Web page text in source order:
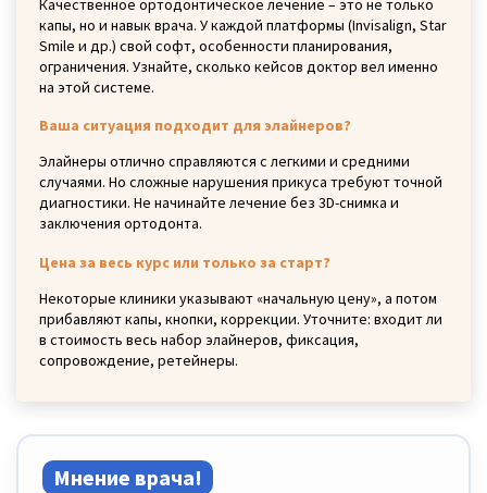
капы, но и навык врача. У каждой платформы (Invisalign, Star
Smile и др.) свой софт, особенности планирования,
ограничения. Узнайте, сколько кейсов доктор вел именно
на этой системе.
Ваша ситуация подходит для элайнеров?
Элайнеры отлично справляются с легкими и средними
случаями. Но сложные нарушения прикуса требуют точной
диагностики. Не начинайте лечение без 3D-снимка и
заключения ортодонта.
Цена за весь курс или только за старт?
Некоторые клиники указывают «начальную цену», а потом
прибавляют капы, кнопки, коррекции. Уточните: входит ли
в стоимость весь набор элайнеров, фиксация,
сопровождение, ретейнеры.
Мнение врача!